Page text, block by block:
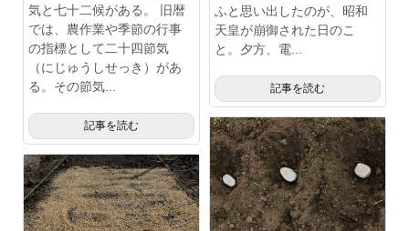
ふと思い出したのが、昭和
天皇が崩御された日のこ
と。夕方、電...
記事を読む
気と七十二候がある。 旧暦
では、農作業や季節の行事
の指標として二十四節気
（にじゅうしせっき）があ
る。その節気...
記事を読む